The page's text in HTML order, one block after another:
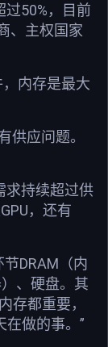
50%，目前
、主权国家
内存是最大
供应问题。
求持续超过供
，还有
DRAM（内
、硬盘。其
存都重要，
做的事。”